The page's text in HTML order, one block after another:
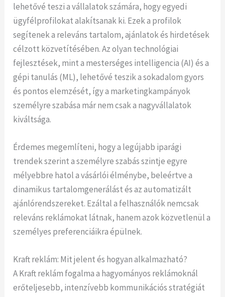
lehetővé teszi a vállalatok számára, hogy egyedi
ügyfélprofilokat alakítsanak ki. Ezek a profilok
segítenek a releváns tartalom, ajánlatok és hirdetések
célzott közvetítésében. Az olyan technológiai
fejlesztések, mint a mesterséges intelligencia (AI) és a
gépi tanulás (ML), lehetővé teszik a sokadalom gyors
és pontos elemzését, így a marketingkampányok
személyre szabása már nem csak a nagyvállalatok
kiváltsága.
Érdemes megemlíteni, hogy a legújabb iparági
trendek szerint a személyre szabás szintje egyre
mélyebbre hatol a vásárlói élménybe, beleértve a
dinamikus tartalomgenerálást és az automatizált
ajánlórendszereket. Ezáltal a felhasználók nemcsak
releváns reklámokat látnak, hanem azok közvetlenül a
személyes preferenciáikra épülnek.
Kraft reklám: Mit jelent és hogyan alkalmazható?
A Kraft reklám fogalma a hagyományos reklámoknál
erőteljesebb, intenzívebb kommunikációs stratégiát